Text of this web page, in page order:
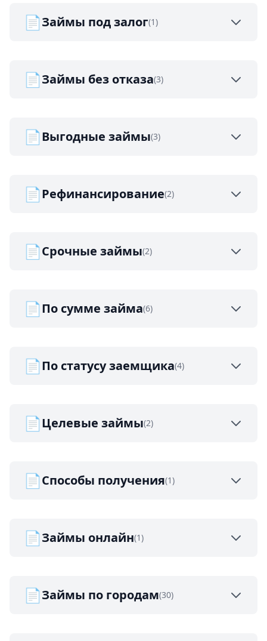
📄Займы под залог(1)
📄Займы без отказа(3)
📄Выгодные займы(3)
📄Рефинансирование(2)
📄Срочные займы(2)
📄По сумме займа(6)
📄По статусу заемщика(4)
📄Целевые займы(2)
📄Способы получения(1)
📄Займы онлайн(1)
📄Займы по городам(30)